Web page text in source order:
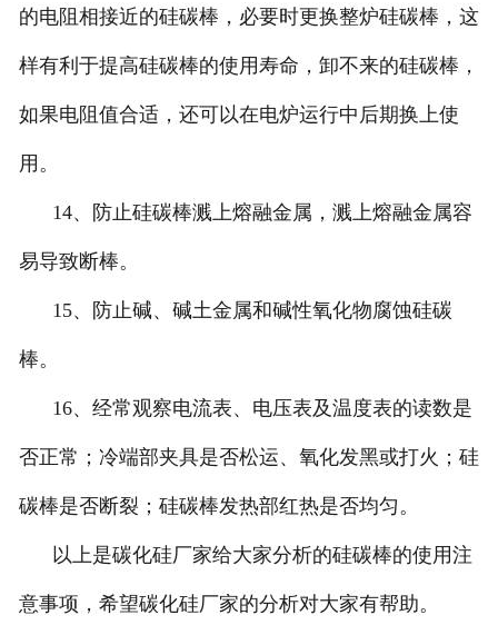
的电阻相接近的硅碳棒，必要时更换整炉硅碳棒，这
样有利于提高硅碳棒的使用寿命，卸不来的硅碳棒，
如果电阻值合适，还可以在电炉运行中后期换上使
用。
14、防止硅碳棒溅上熔融金属，溅上熔融金属容
易导致断棒。
15、防止碱、碱土金属和碱性氧化物腐蚀硅碳
棒。
16、经常观察电流表、电压表及温度表的读数是
否正常；冷端部夹具是否松运、氧化发黑或打火；硅
碳棒是否断裂；硅碳棒发热部红热是否均匀。
以上是碳化硅厂家给大家分析的硅碳棒的使用注
意事项，希望碳化硅厂家的分析对大家有帮助。